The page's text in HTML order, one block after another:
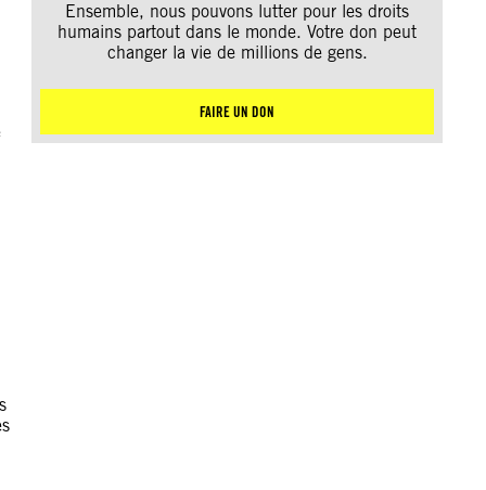
Ensemble, nous pouvons lutter pour les droits
humains partout dans le monde. Votre don peut
changer la vie de millions de gens.
FAIRE UN DON